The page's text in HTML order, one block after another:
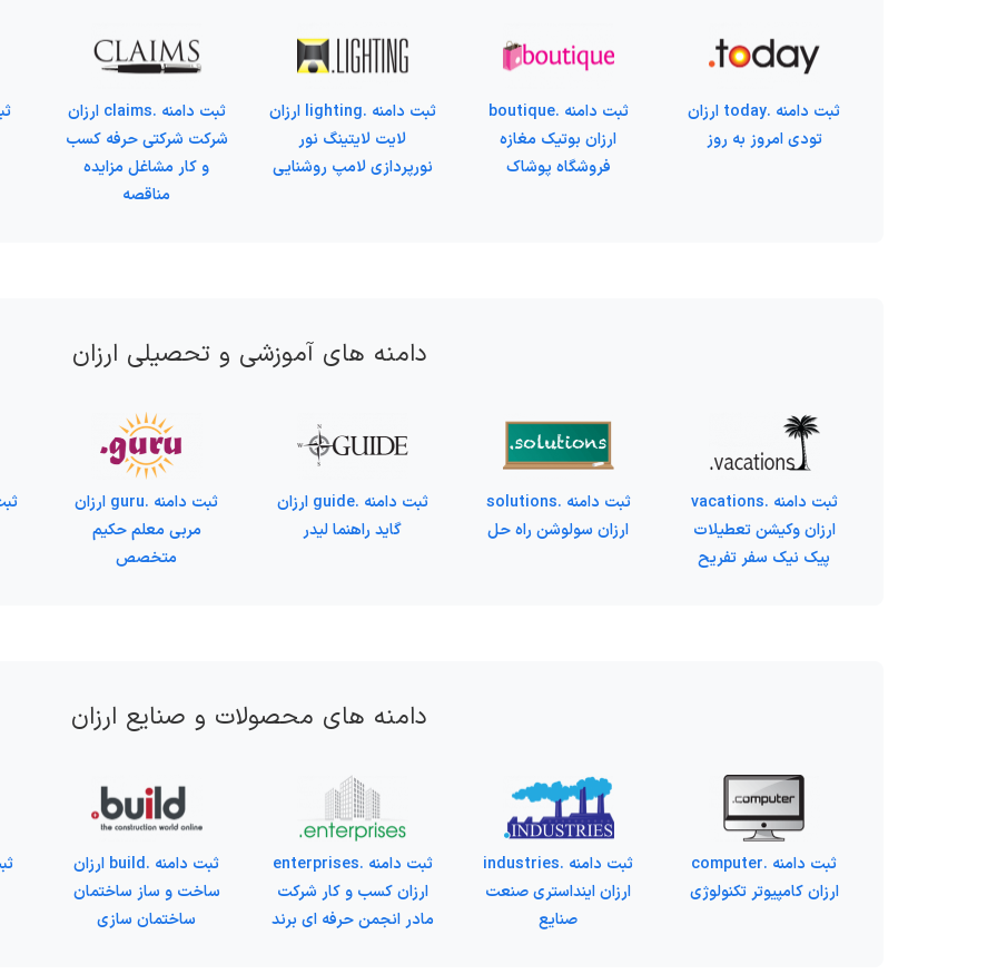
ثبت دامنه .today ارزان
تودی امروز به روز
ثبت دامنه .boutique
ارزان بوتیک مغازه
فروشگاه پوشاک
ثبت دامنه .lighting ارزان
لایت لایتینگ نور
نورپردازی لامپ روشنایی
ثبت دامنه .claims ارزان
شرکت شرکتی حرفه کسب
و کار مشاغل مزایده
مناقصه
دامنه های آموزشی و تحصیلی ارزان
ثبت دامنه .vacations
ارزان وکیشن تعطیلات
پیک نیک سفر تفریح
ثبت دامنه .solutions
ارزان سولوشن راه حل
ثبت دامنه .guide ارزان
گاید راهنما لیدر
ثبت دامنه .guru ارزان
مربی معلم حکیم
متخصص
دامنه های محصولات و صنایع ارزان
ثبت دامنه .computer
ارزان کامپیوتر تکنولوژی
ثبت دامنه .industries
ارزان اینداستری صنعت
صنایع
ثبت دامنه .enterprises
ارزان کسب و کار شرکت
مادر انجمن حرفه ای برند
ثبت دامنه .build ارزان
ساخت و ساز ساختمان
ساختمان سازی